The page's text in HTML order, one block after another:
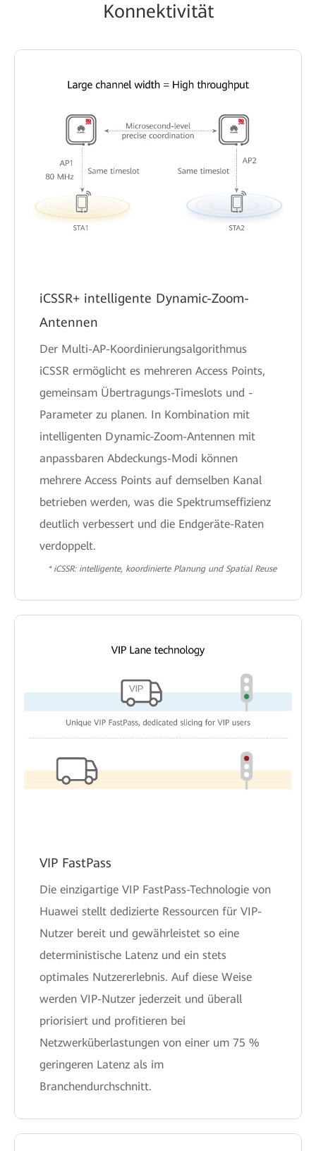
Konnektivität
iCSSR+ intelligente Dynamic-Zoom-
Antennen
Der Multi-AP-Koordinierungsalgorithmus
iCSSR ermöglicht es mehreren Access Points,
gemeinsam Übertragungs-Timeslots und -
Parameter zu planen. In Kombination mit
intelligenten Dynamic-Zoom-Antennen mit
anpassbaren Abdeckungs-Modi können
mehrere Access Points auf demselben Kanal
betrieben werden, was die Spektrumseffizienz
deutlich verbessert und die Endgeräte-Raten
verdoppelt.
* iCSSR: intelligente, koordinierte Planung und Spatial Reuse
VIP FastPass
Die einzigartige VIP FastPass-Technologie von
Huawei stellt dedizierte Ressourcen für VIP-
Nutzer bereit und gewährleistet so eine
deterministische Latenz und ein stets
optimales Nutzererlebnis. Auf diese Weise
werden VIP-Nutzer jederzeit und überall
priorisiert und profitieren bei
Netzwerküberlastungen von einer um 75 %
geringeren Latenz als im
Branchendurchschnitt.